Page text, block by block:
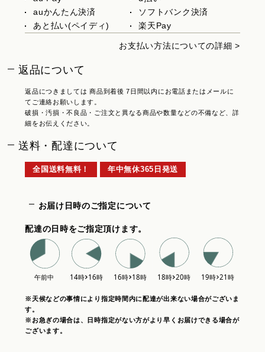
auかんたん決済
ソフトバンク決済
あと払い(ペイディ)
楽天Pay
お支払い方法についての詳細 >
返品について
返品につきましては 商品到着後 7日間以内にお電話またはメールに
てご連絡お願いします。
破損・汚損・不良品・ご注文と異なる商品や数量などの不備など、詳
細をお伝えください。
送料・配達について
全国送料無料！ 年中無休365日発送
お届け日時のご指定について
配達の日時をご指定頂けます。
※天候などの事情により指定時間内に配達が出来ない場合がございま
す。
※お急ぎの場合は、日時指定がない方がより早くお届けできる場合が
ございます。